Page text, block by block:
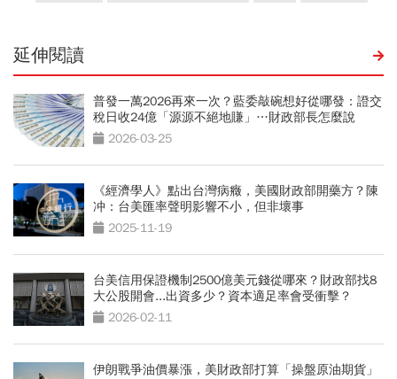
延伸閱讀
普發一萬2026再來一次？藍委敲碗想好從哪發：證交
稅日收24億「源源不絕地賺」…財政部長怎麼說
2026-03-25
《經濟學人》點出台灣病癥，美國財政部開藥方？陳
冲：台美匯率聲明影響不小，但非壞事
2025-11-19
台美信用保證機制2500億美元錢從哪來？財政部找8
大公股開會...出資多少？資本適足率會受衝擊？
2026-02-11
伊朗戰爭油價暴漲，美財政部打算「操盤原油期貨」